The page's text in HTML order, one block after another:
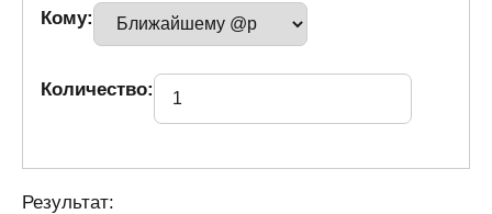
Кому:
Количество:
Результат: